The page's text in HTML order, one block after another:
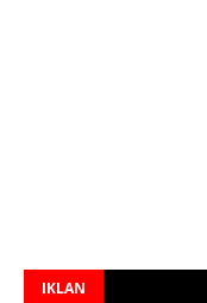
IKLAN